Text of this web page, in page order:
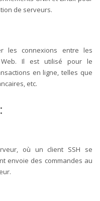
de serveurs.
les connexions entre les
Il est utilisé pour le
en ligne, telles que
etc.
où un client SSH se
envoie des commandes au